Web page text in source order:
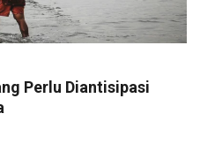
Perlu Diantisipasi